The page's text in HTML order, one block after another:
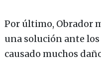
Por último, Obrador
una solución ante
causado muchos